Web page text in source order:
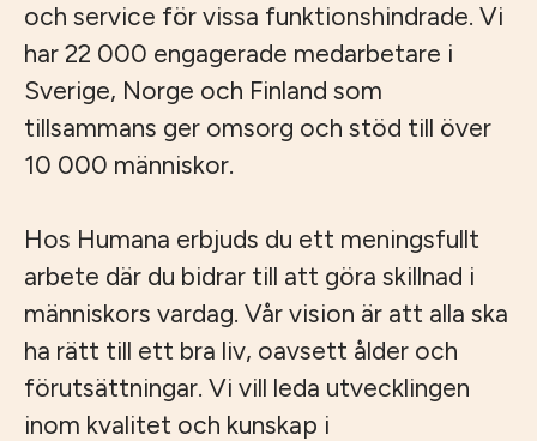
och service för vissa funktionshindrade. Vi
har 22 000 engagerade medarbetare i
Sverige, Norge och Finland som
tillsammans ger omsorg och stöd till över
10 000 människor.
Hos Humana erbjuds du ett meningsfullt
arbete där du bidrar till att göra skillnad i
människors vardag. Vår vision är att alla ska
ha rätt till ett bra liv, oavsett ålder och
förutsättningar. Vi vill leda utvecklingen
inom kvalitet och kunskap i